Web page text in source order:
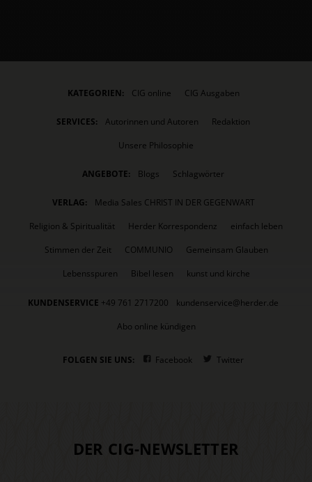
KATEGORIEN: CIG online CIG Ausgaben
SERVICES: Autorinnen und Autoren
Redaktion
Unsere Philosophie
ANGEBOTE: Blogs Schlagwörter
VERLAG:
Media Sales CHRIST IN DER GEGENWART
Religion & Spiritualität
Herder Korrespondenz
einfach leben
Stimmen der Zeit
COMMUNIO
Gemeinsam Glauben
Lebensspuren
Bibel lesen kunst und kirche
KUNDENSERVICE +49 761 2717200
kundenservice@herder.de
Abo online kündigen
FOLGEN SIE UNS: Facebook Twitter
DER CIG-NEWSLETTER